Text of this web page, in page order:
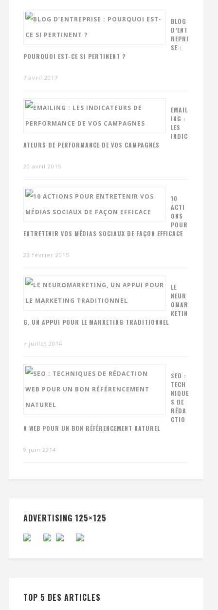
BLOG
D’ENT
REPRI
SE :
POURQUOI EST-CE SI PERTINENT ?
7 avril 2017
EMAIL
ING :
LES
INDIC
ATEURS DE PERFORMANCE DE VOS CAMPAGNES
20 avril 2015
10
ACTI
ONS
POUR
ENTRETENIR VOS MÉDIAS SOCIAUX DE FAÇON EFFICACE
23 février 2015
LE
NEUR
OMAR
KETIN
G, UN APPUI POUR LE MARKETING TRADITIONNEL
7 juillet 2014
SEO :
TECH
NIQUE
S DE
RÉDA
CTIO
N WEB POUR UN BON RÉFÉRENCEMENT NATUREL
9 juin 2014
ADVERTISING 125×125
TOP 5 DES ARTICLES